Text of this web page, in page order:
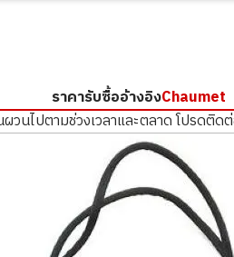
ราคารับซื้ออ้างอิงChaumet
วนไปตามช่วงเวลาและตลาดโปรดติด